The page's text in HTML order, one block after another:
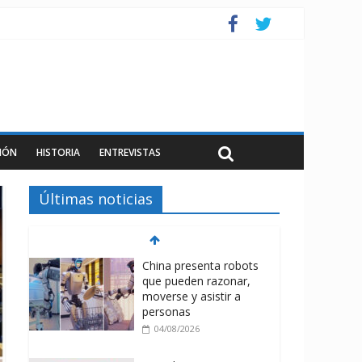
HISTORIA ENTREVISTAS
Últimas noticias
China presenta robots
que pueden razonar,
moverse y asistir a
personas
04/08/2026